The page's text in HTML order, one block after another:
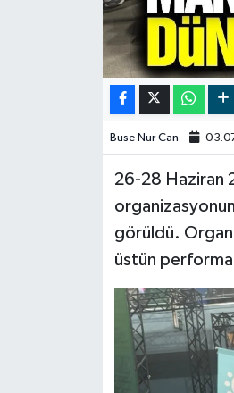
Buse Nur Can
26-28 Haziran
görüldü.
üstün